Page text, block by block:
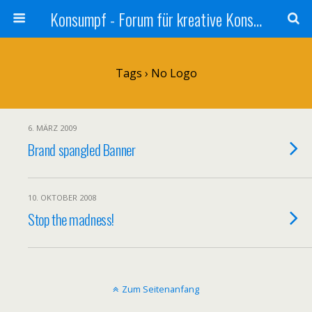
Konsumpf - Forum für kreative Konsumkritik - Culture Jamming, Nachhaltigkeit, Konzernkritik, Adbusting
Tags › No Logo
6. MÄRZ 2009
Brand spangled Banner
10. OKTOBER 2008
Stop the madness!
Zum Seitenanfang